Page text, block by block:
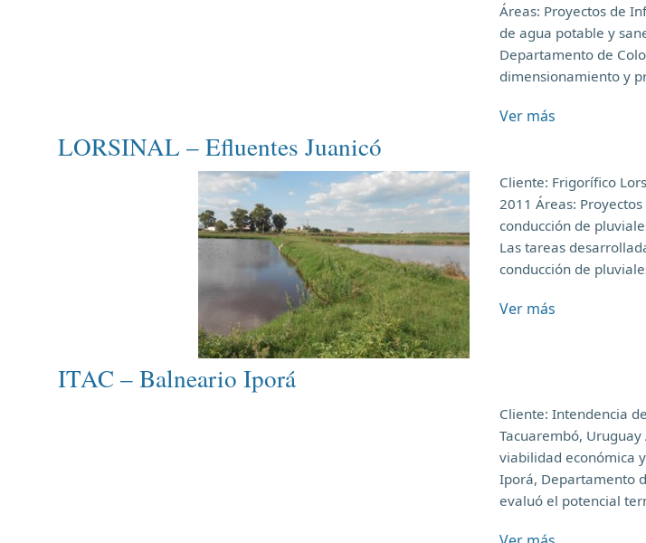
Áreas: Proyectos de
de agua potable y
Departamento de
dimensionamiento y
Ver más
LORSINAL – Efluentes Juanicó
Cliente: Frigorífico
2011 Áreas:
conducción de
Las tareas
conducción de
Ver más
ITAC – Balneario Iporá
Cliente: Intendencia
Tacuarembó,
viabilidad económica
Iporá, Departamento
evaluó el potencial